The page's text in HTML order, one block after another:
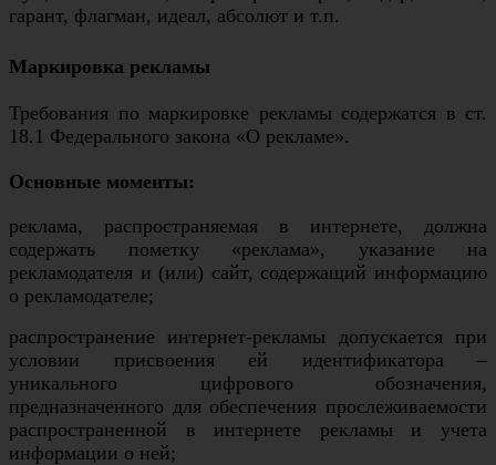
гарант, флагман, идеал, абсолют и т.п.
Маркировка рекламы
Требования по маркировке рекламы содержатся в ст.
18.1 Федерального закона «О рекламе».
Основные моменты:
реклама, распространяемая в интернете, должна
содержать пометку «реклама», указание на
рекламодателя и (или) сайт, содержащий информацию
о рекламодателе;
распространение интернет-рекламы допускается при
условии присвоения ей идентификатора –
уникального цифрового обозначения,
предназначенного для обеспечения прослеживаемости
распространенной в интернете рекламы и учета
информации о ней;